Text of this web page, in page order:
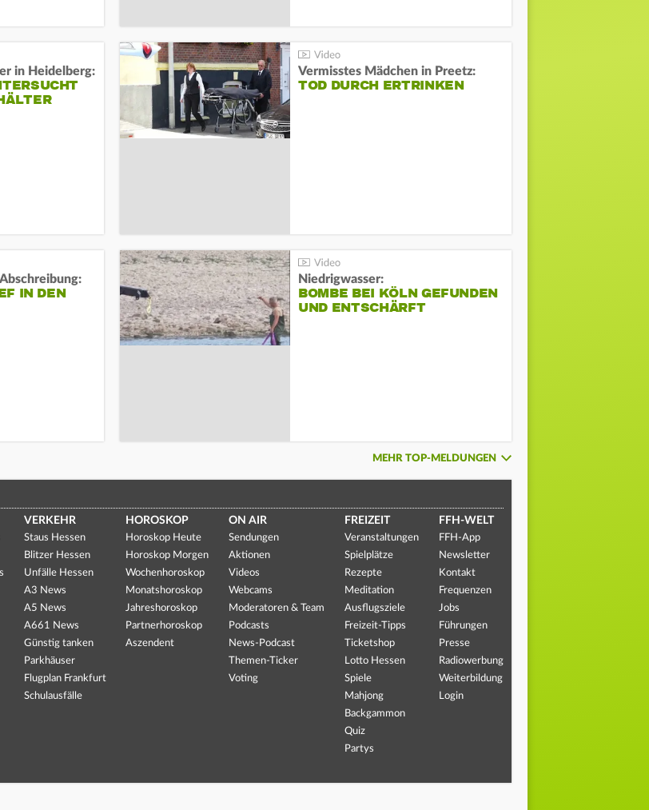
in Heidelberg: Vermisstes Mädchen in Preetz:
TOD DURCH ERTRINKEN
IN DEN
Niedrigwasser:
BOMBE BEI KÖLN GEFUNDEN
UND ENTSCHÄRFT
MEHR TOP-MELDUNGEN
VERKEHR
Staus Hessen
Blitzer Hessen
Unfälle Hessen
A3 News
A5 News
A661 News
Günstig tanken
Parkhäuser
Flugplan Frankfurt
Schulausfälle
HOROSKOP
Horoskop Heute
Horoskop Morgen
Wochenhoroskop
Monatshoroskop
Jahreshoroskop
Partnerhoroskop
Aszendent
ON AIR
Sendungen
Aktionen
Videos
Webcams
Moderatoren & Team
Podcasts
News-Podcast
Themen-Ticker
Voting
FREIZEIT
Veranstaltungen
Spielplätze
Rezepte
Meditation
Ausflugsziele
Freizeit-Tipps
Ticketshop
Lotto Hessen
Spiele
Mahjong
Backgammon
Quiz
Partys
FFH-WELT
FFH-App
Newsletter
Kontakt
Frequenzen
Jobs
Führungen
Presse
Radiowerbung
Weiterbildung
Login